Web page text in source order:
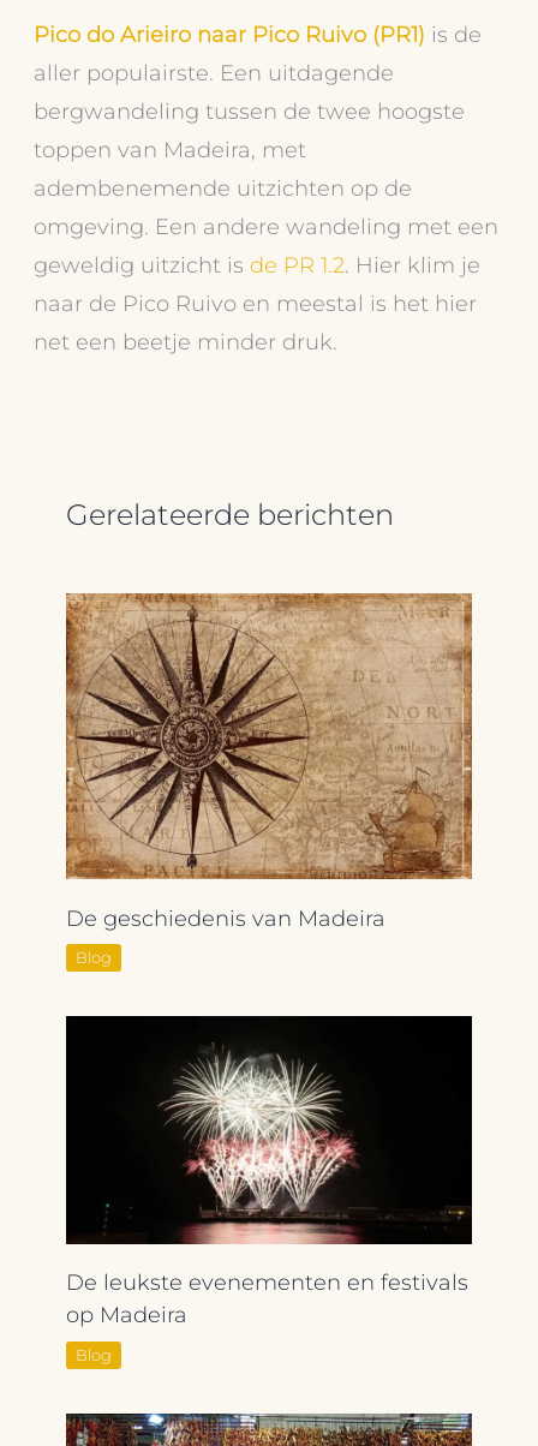
Pico do Arieiro naar Pico Ruivo (PR1) is de
aller populairste. Een uitdagende
bergwandeling tussen de twee hoogste
toppen van Madeira, met
adembenemende uitzichten op de
omgeving. Een andere wandeling met een
geweldig uitzicht is de PR 1.2. Hier klim je
naar de Pico Ruivo en meestal is het hier
net een beetje minder druk.
Gerelateerde berichten
De geschiedenis van Madeira
Blog
De leukste evenementen en festivals
op Madeira
Blog